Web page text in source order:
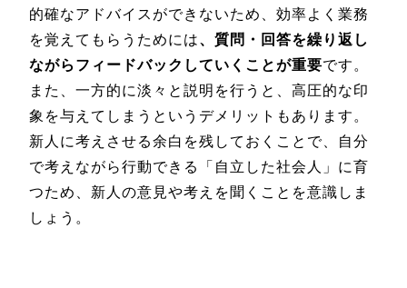
的確なアドバイスができないため、効率よく業務
を覚えてもらうためには、質問・回答を繰り返し
ながらフィードバックしていくことが重要です。
また、一方的に淡々と説明を行うと、高圧的な印
象を与えてしまうというデメリットもあります。
新人に考えさせる余白を残しておくことで、自分
で考えながら行動できる「自立した社会人」に育
つため、新人の意見や考えを聞くことを意識しま
しょう。